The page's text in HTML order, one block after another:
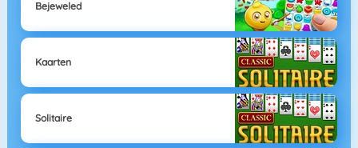
Bejeweled
Kaarten
Solitaire